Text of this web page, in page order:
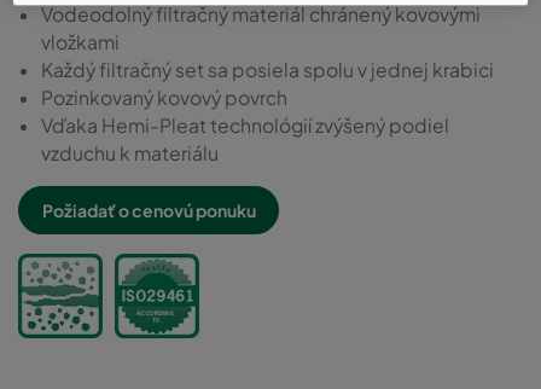
Vodeodolný filtračný materiál chránený kovovými
vložkami
Každý filtračný set sa posiela spolu v jednej krabici
Pozinkovaný kovový povrch
Vďaka Hemi-Pleat technológií zvýšený podiel
vzduchu k materiálu
Požiadať o cenovú ponuku